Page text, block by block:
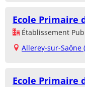
Ecole Primaire
Établissement
Allerey-sur-Saône
Ecole Primaire